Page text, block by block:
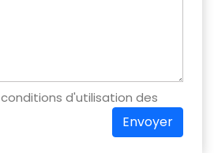
d'utilisation des
Envoyer